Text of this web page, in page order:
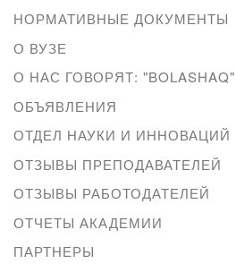
НОРМАТИВНЫЕ ДОКУМЕНТЫ
О ВУЗЕ
О НАС ГОВОРЯТ:
ОБЪЯВЛЕНИЯ
ОТДЕЛ НАУКИ И ИННОВАЦИЙ
ОТЗЫВЫ ПРЕПОДАВАТЕЛЕЙ
ОТЗЫВЫ РАБОТОДАТЕЛЕЙ
ОТЧЕТЫ АКАДЕМИИ
ПАРТНЕРЫ